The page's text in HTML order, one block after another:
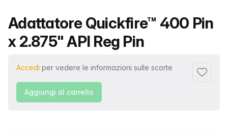
Nome del prodotto
Adattatore Quickfire™ 400 Pin
x 2.875" API Reg Pin
Accedi per vedere le informazioni sulle scorte
Aggiungi al carrello